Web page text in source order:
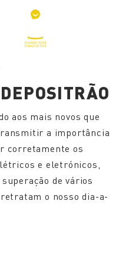
aos mais novos que
a importância
corretamente os
e eletrónicos,
de vários
o nosso dia-a-